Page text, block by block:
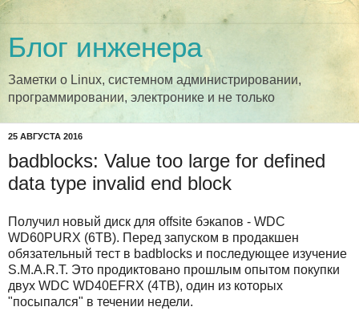
Блог инженера
Заметки о Linux, системном администрировании,
программировании, электронике и не только
25 АВГУСТА 2016
badblocks: Value too large for defined
data type invalid end block
Получил новый диск для offsite бэкапов - WDC
WD60PURX (6TB). Перед запуском в продакшен
обязательный тест в badblocks и последующее изучение
S.M.A.R.T. Это продиктовано прошлым опытом покупки
двух WDC WD40EFRX (4TB), один из которых
"посыпался" в течении недели.